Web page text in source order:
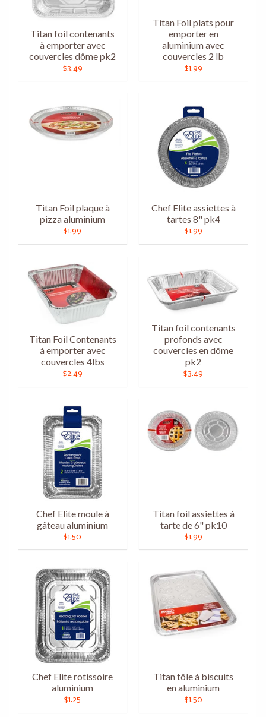
Titan foil contenants
à emporter avec
couvercles dôme pk2
$3.49
Titan Foil plats pour
emporter en
aluminium avec
couvercles 2 lb
$1.99
Titan Foil plaque à
pizza aluminium
$1.99
Chef Elite assiettes à
tartes 8" pk4
$1.99
Titan Foil Contenants
à emporter avec
couvercles 4lbs
$2.49
Titan foil contenants
profonds avec
couvercles en dôme
pk2
$3.49
Chef Elite moule à
gâteau aluminium
$1.50
Titan foil assiettes à
tarte de 6" pk10
$1.99
Chef Elite rotissoire
aluminium
$1.25
Titan tôle à biscuits
en aluminium
$1.50